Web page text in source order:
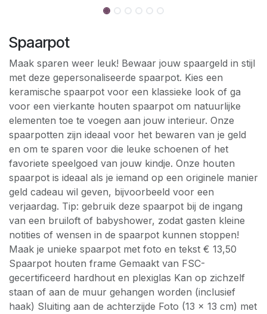
Spaarpot
Maak sparen weer leuk! Bewaar jouw spaargeld in stijl
met deze gepersonaliseerde spaarpot. Kies een
keramische spaarpot voor een klassieke look of ga
voor een vierkante houten spaarpot om natuurlijke
elementen toe te voegen aan jouw interieur. Onze
spaarpotten zijn ideaal voor het bewaren van je geld
en om te sparen voor die leuke schoenen of het
favoriete speelgoed van jouw kindje. Onze houten
spaarpot is ideaal als je iemand op een originele manier
geld cadeau wil geven, bijvoorbeeld voor een
verjaardag. Tip: gebruik deze spaarpot bij de ingang
van een bruiloft of babyshower, zodat gasten kleine
notities of wensen in de spaarpot kunnen stoppen!
Maak je unieke spaarpot met foto en tekst € 13,50
Spaarpot houten frame Gemaakt van FSC-
gecertificeerd hardhout en plexiglas Kan op zichzelf
staan of aan de muur gehangen worden (inclusief
haak) Sluiting aan de achterzijde Foto (13 x 13 cm) met